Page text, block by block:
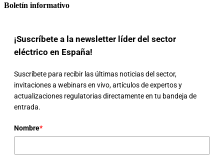
Boletín informativo
¡Suscríbete a la newsletter líder del sector
eléctrico en España!
Suscríbete para recibir las últimas noticias del sector,
invitaciones a webinars en vivo, artículos de expertos y
actualizaciones regulatorias directamente en tu bandeja de
entrada.
Nombre*